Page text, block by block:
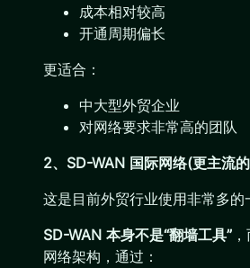
成本相对较高
开通周期偏长
更适合：
中大型外贸企业
对网络要求非常高的团队
2、SD-WAN 国际网络(更主流
这是目前外贸行业使用非常多的
SD-WAN 本身不是“翻墙工具”
网络架构，通过：